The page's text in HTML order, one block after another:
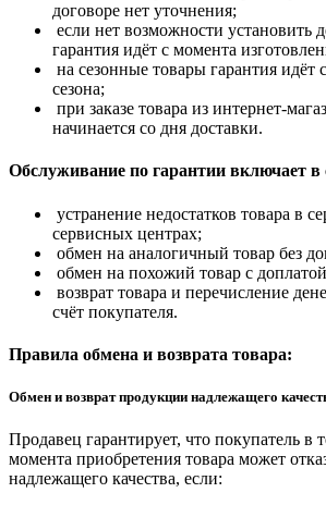
договоре нет уточнения;
если нет возможности установить
гарантия идёт с момента
на сезонные товары гарантия идёт
сезона;
при заказе товара из интернет-
начинается со дня доставки.
Обслуживание по гарантии включает в
устранение недостатков товара в
сервисных центрах;
обмен на аналогичный товар без
обмен на похожий товар с
возврат товара и перечисление
счёт покупателя.
Правила обмена и возврата товара:
Обмен и возврат продукции надлежащего
Продавец гарантирует, что покупатель в
момента приобретения товара может
надлежащего качества, если: